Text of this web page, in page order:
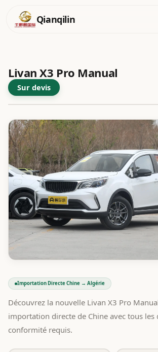
contenu
Qianqilin
Livan X3 Pro Manual
Sur devis
Importation Directe Chine → Algérie
Découvrez la nouvelle Livan X3 Pro
importation directe de Chine avec tous les
conformité requis.